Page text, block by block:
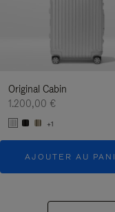
Original Cabin
1.200,00 €
+1
AJOUTER AU